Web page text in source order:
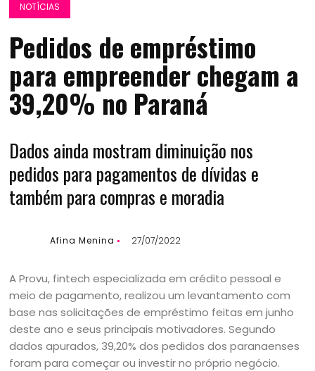
NOTÍCIAS
Pedidos de empréstimo
para empreender chegam a
39,20% no Paraná
Dados ainda mostram diminuição nos
pedidos para pagamentos de dívidas e
também para compras e moradia
Afina Menina 27/07/2022
A Provu, fintech especializada em crédito pessoal e
meio de pagamento, realizou um levantamento com
base nas solicitações de empréstimo feitas em junho
deste ano e seus principais motivadores. Segundo
dados apurados, 39,20% dos pedidos dos paranaenses
foram para começar ou investir no próprio negócio.